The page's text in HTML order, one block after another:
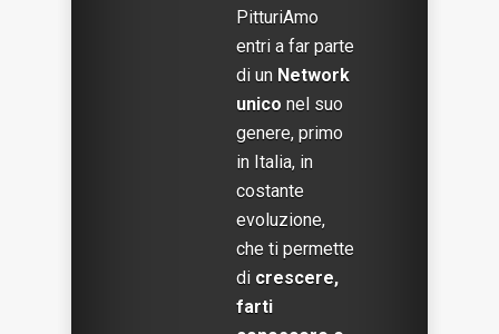
PitturiAmo
entri a far parte
di un Network
unico nel suo
genere, primo
in Italia, in
costante
evoluzione,
che ti permette
di crescere,
farti